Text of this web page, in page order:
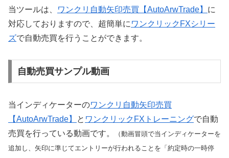
当ツールは、 ワンクリ自動矢印売買【AutoArwTrade】 に
対応しておりますので、超簡単に ワンクリックFXシリー
ズで自動売買を行うことができます。
自動売買サンプル動画
当インディケーターのワンクリ自動矢印売買
【AutoArwTrade】
と ワンクリックFXトレーニングで自動
売買を行っている動画です。
（動画冒頭で当インディケーターを
追加し、矢印に準じてエントリーが行われることを「約定時の一時停